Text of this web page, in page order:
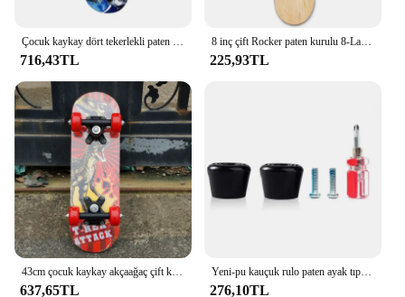
716,43TL
8 inç çift Rocker paten kurulu 8-Layer akçaağaç boş çift içbükey 79x19cm kaykaylar doğal güverte kaykaylar güverte ahşap akçaağaç
225,93TL
637,65TL
Yeni-pu kauçuk rulo paten ayak tıpalar 1 çift vidalar ile, çift sıralı paten fren kafası, dört tekerlekli paten fren
276,10TL